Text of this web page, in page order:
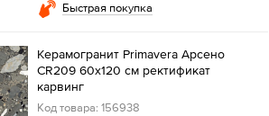
Быстрая покупка
Керамогранит Primavera Арсено
CR209 60x120 см ректификат
карвинг
Код товара: 156938